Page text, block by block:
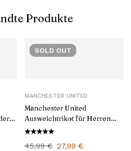
Produkte
SOLD OUT
MANCHESTER UNITED
Manchester United
Ausweichtrikot für Herren
2024/25
45,99€ 27,99 €